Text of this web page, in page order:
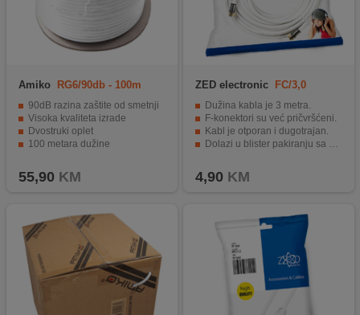
Amiko
RG6/90db - 100m
90dB razina zaštite od smetnji
Visoka kvaliteta izrade
Dvostruki oplet
100 metara dužine
55,90 KM
ZED electronic FC/3,0
Dužina kabla je 3 metra.
F-konektori su već pričvršćeni.
Kabl je otporan i dugotrajan.
Dolazi u blister pakiranju sa EAN kodom.
4,90 KM